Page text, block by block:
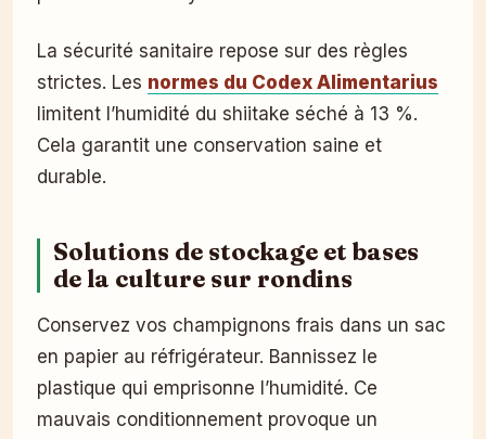
La sécurité sanitaire repose sur des règles
strictes. Les normes du Codex Alimentarius
limitent l’humidité du shiitake séché à 13 %.
Cela garantit une conservation saine et
durable.
Solutions de stockage et bases
de la culture sur rondins
Conservez vos champignons frais dans un sac
en papier au réfrigérateur. Bannissez le
plastique qui emprisonne l’humidité. Ce
mauvais conditionnement provoque un